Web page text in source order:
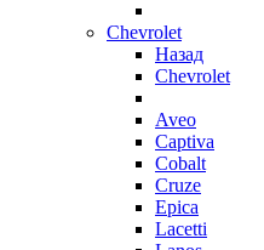
Chevrolet
Назад
Chevrolet
Aveo
Captiva
Cobalt
Cruze
Epica
Lacetti